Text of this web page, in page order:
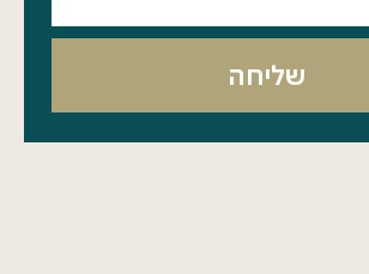
שליחה